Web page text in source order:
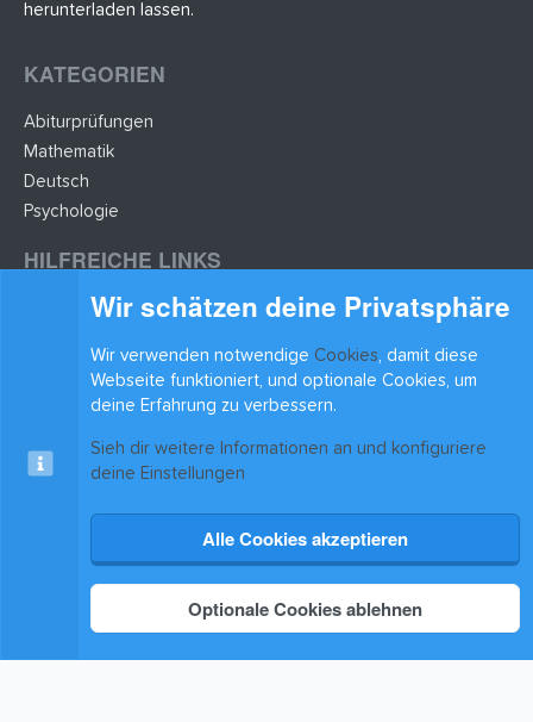
herunterladen lassen.
KATEGORIEN
Abiturprüfungen
Mathematik
Deutsch
Psychologie
HILFREICHE LINKS
Lernzettel hochladen
BLEIB AUF DEM LAUFENDEN
xenAwsome-GradientHeader
Kontakt
Nutzungsbedingungen
Datenschutz Hilfe & Support Start
Community platform by XenForo
Theming with
Wir schätzen deine Privatsphäre
Wir verwenden notwendige Cookies, damit diese
Webseite funktioniert, und optionale Cookies, um
deine Erfahrung zu verbessern.
Sieh dir weitere Informationen an und konfiguriere
deine Einstellungen
Alle Cookies akzeptieren
Optionale Cookies ablehnen